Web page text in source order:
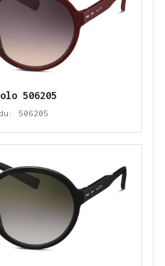
506205
506205